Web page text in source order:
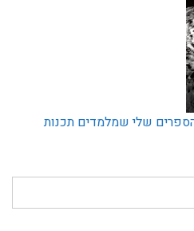
שלי שמלמדים תכנות